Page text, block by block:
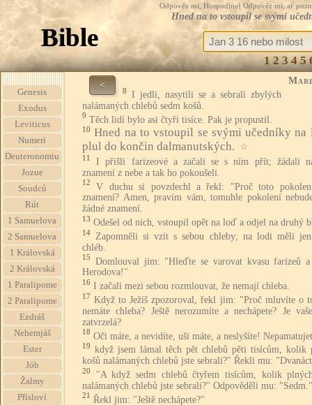
Odpověz mi, Hospodine! Odpověz mi, ať
Hned na to vstoupil se svými
Bible
1 2 3 4 5
Genesis
Exodus
Leviticus
Numeri
Deuteronomiu
Jozue
Soudců
Rút
1 Samuelova
2 Samuelova
1 Královská
2 Královská
1 Paralipome
2 Paralipome
Ezdráš
Nehemjáš
Ester
Jób
Žalmy
Přísloví
<
8
I jedli, nasytili se a sebrali zbylých
nalámaných chlebů sedm košů.
9 Těch lidí bylo asi čtyři tisíce. Pak je propustil.
10 Hned na to vstoupil se svými učedníky na
plul do končin dalmanutských.
☆
11
I přišli farizeové a začali se s ním přít; žádali
znamení z nebe a tak ho pokoušeli.
12
V duchu si povzdechl a řekl: "Proč toto
znamení? Amen, pravím vám, tomuhle pokolení
žádné znamení.
13 Odešel od nich, vstoupil opět na loď a odjel na druhý
14
Zapomněli si vzít s sebou chleby; na lodi měli
chléb.
15
Domlouval jim: "Hleďte se varovat kvasu farizeů a
Herodova!"
16 I začali mezi sebou rozmlouvat, že nemají chleba.
17 Když to Ježíš zpozoroval, řekl jim: "Proč mluvíte o
nemáte chleba? Ještě nerozumíte a nechápete? Je
zatvrzelá?
18 Oči máte, a nevidíte, uši máte, a neslyšíte!
19 když jsem lámal těch pět chlebů pěti tisícům, kolik
košů nalámaných chlebů jste sebrali?" Řekli mu:
20
"A když sedm chlebů čtyřem tisícům, kolik
nalámaných chlebů jste sebrali?" Odpověděli mu: "Sedm."
21 Řekl jim: "Ještě nechápete?"